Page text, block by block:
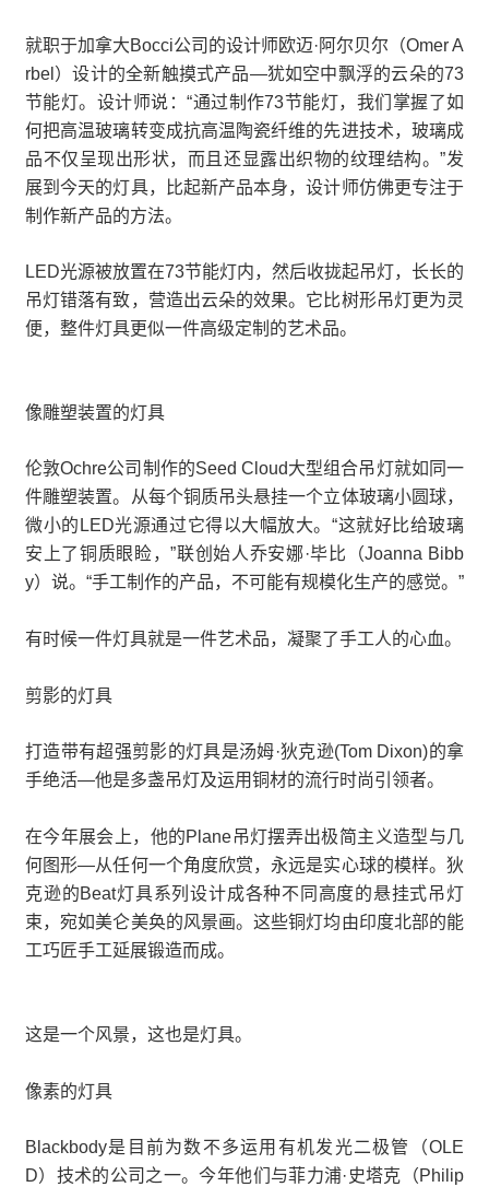
就职于加拿大Bocci公司的设计师欧迈·阿尔贝尔（Omer A
rbel）设计的全新触摸式产品—犹如空中飘浮的云朵的73
节能灯。设计师说：“通过制作73节能灯，我们掌握了如
何把高温玻璃转变成抗高温陶瓷纤维的先进技术，玻璃成
品不仅呈现出形状，而且还显露出织物的纹理结构。”发
展到今天的灯具，比起新产品本身，设计师仿佛更专注于
制作新产品的方法。
LED光源被放置在73节能灯内，然后收拢起吊灯，长长的
吊灯错落有致，营造出云朵的效果。它比树形吊灯更为灵
便，整件灯具更似一件高级定制的艺术品。
像雕塑装置的灯具
伦敦Ochre公司制作的Seed Cloud大型组合吊灯就如同一
件雕塑装置。从每个铜质吊头悬挂一个立体玻璃小圆球，
微小的LED光源通过它得以大幅放大。“这就好比给玻璃
安上了铜质眼睑，”联创始人乔安娜·毕比（Joanna Bibb
y）说。“手工制作的产品，不可能有规模化生产的感觉。”
有时候一件灯具就是一件艺术品，凝聚了手工人的心血。
剪影的灯具
打造带有超强剪影的灯具是汤姆·狄克逊(Tom Dixon)的拿
手绝活—他是多盏吊灯及运用铜材的流行时尚引领者。
在今年展会上，他的Plane吊灯摆弄出极简主义造型与几
何图形—从任何一个角度欣赏，永远是实心球的模样。狄
克逊的Beat灯具系列设计成各种不同高度的悬挂式吊灯
束，宛如美仑美奂的风景画。这些铜灯均由印度北部的能
工巧匠手工延展锻造而成。
这是一个风景，这也是灯具。
像素的灯具
Blackbody是目前为数不多运用有机发光二极管（OLE
D）技术的公司之一。今年他们与菲力浦·史塔克（Philip